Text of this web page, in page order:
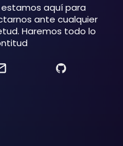
aquí para
ante cualquier
Haremos todo lo